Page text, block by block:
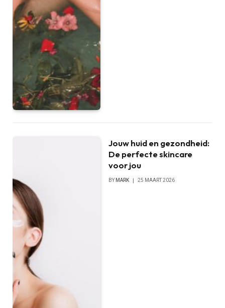
Jouw huid en gezondheid:
De perfecte skincare
voor jou
BY MARK 25 MAART 2026